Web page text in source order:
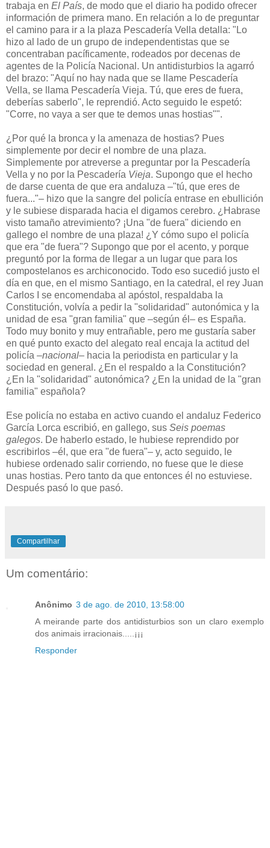
trabaja en El País, de modo que el diario ha podido ofrecer
información de primera mano. En relación a lo de preguntar
el camino para ir a la plaza Pescadería Vella detalla: "Lo
hizo al lado de un grupo de independentistas que se
concentraban pacíficamente, rodeados por decenas de
agentes de la Policía Nacional. Un antidisturbios la agarró
del brazo: "Aquí no hay nada que se llame Pescadería
Vella, se llama Pescadería Vieja. Tú, que eres de fuera,
deberías saberlo", le reprendió. Acto seguido le espetó:
"Corre, no vaya a ser que te demos unas hostias"".
¿Por qué la bronca y la amenaza de hostias? Pues
simplemente por decir el nombre de una plaza.
Simplemente por atreverse a preguntar por la Pescadería
Vella y no por la Pescadería Vieja. Supongo que el hecho
de darse cuenta de que era andaluza –"tú, que eres de
fuera..."– hizo que la sangre del policía entrase en ebullición
y le subiese disparada hacia el digamos cerebro. ¿Habrase
visto tamaño atrevimiento? ¡Una "de fuera" diciendo en
gallego el nombre de una plaza! ¿Y cómo supo el policía
que era "de fuera"? Supongo que por el acento, y porque
preguntó por la forma de llegar a un lugar que para los
compostelanos es archiconocido. Todo eso sucedió justo el
día en que, en el mismo Santiago, en la catedral, el rey Juan
Carlos I se encomendaba al apóstol, respaldaba la
Constitución, volvía a pedir la "solidaridad" autonómica y la
unidad de esa "gran familia" que –según él– es España.
Todo muy bonito y muy entrañable, pero me gustaría saber
en qué punto exacto del alegato real encaja la actitud del
policía –nacional– hacia la periodista en particular y la
sociedad en general. ¿En el respaldo a la Constitución?
¿En la "solidaridad" autonómica? ¿En la unidad de la "gran
familia" española?
Ese policía no estaba en activo cuando el andaluz Federico
García Lorca escribió, en gallego, sus Seis poemas
galegos. De haberlo estado, le hubiese reprendido por
escribirlos –él, que era "de fuera"– y, acto seguido, le
hubiese ordenado salir corriendo, no fuese que le diese
unas hostias. Pero tanto da que entonces él no estuviese.
Después pasó lo que pasó.
Compartilhar
Um comentário:
Anônimo 3 de ago. de 2010, 13:58:00
A meirande parte dos antidisturbios son un claro exemplo
dos animais irracionais.....¡¡¡
Responder